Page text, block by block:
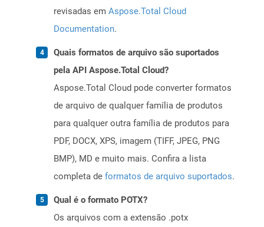
revisadas em Aspose.Total Cloud
Documentation.
Quais formatos de arquivo são suportados
pela API Aspose.Total Cloud?
Aspose.Total Cloud pode converter formatos
de arquivo de qualquer família de produtos
para qualquer outra família de produtos para
PDF, DOCX, XPS, imagem (TIFF, JPEG, PNG
BMP), MD e muito mais. Confira a lista
completa de formatos de arquivo suportados.
Qual é o formato POTX?
Os arquivos com a extensão .potx